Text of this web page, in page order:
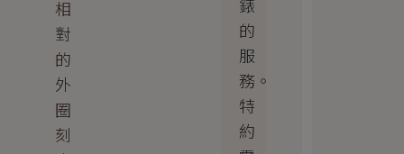
相
對
的
外
圈
刻
的
服
務。
特
約